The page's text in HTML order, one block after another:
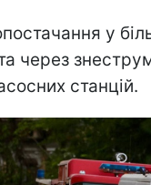
у
через
станцій.